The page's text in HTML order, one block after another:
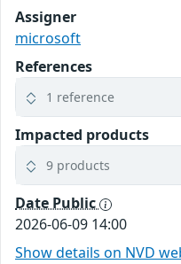
Assigner
microsoft
References
1 reference
Impacted products
9 products
Date Public
2026-06-09 14:00
Show details on NVD